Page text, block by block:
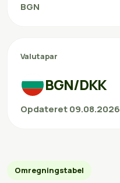
BGN
Valutapar
BGN/DKK
Opdateret 09.08.2026
Omregningstabel